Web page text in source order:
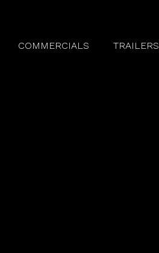
COMMERCIALS TRAILERS